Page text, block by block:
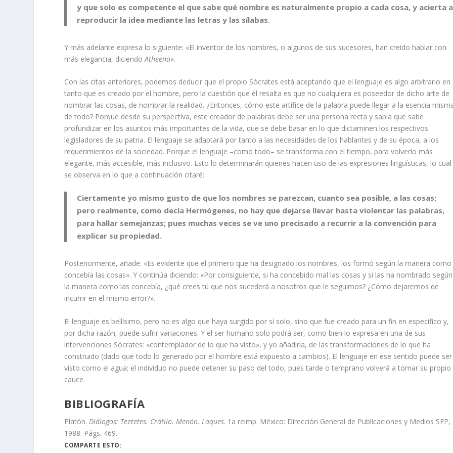
y que solo es competente el que sabe qué nombre es naturalmente propio a cada cosa, y acierta a
reproducir la idea mediante las letras y las sílabas.
Y más adelante expresa lo siguiente: «El inventor de los nombres, o algunos de sus sucesores, han creído hablar con
más elegancia, diciendoAtheena».
Con las citas anteriores, podemos deducir que el propio Sócrates está aceptando que el lenguaje es algo arbitrario en
tanto que es creado por el hombre, pero la cuestión que él resalta es que no cualquiera es poseedor de dicho arte de
nombrar las cosas, de nombrar la realidad. ¿Entonces, cómo este artífice de la palabra puede llegar a la esencia
de todo? Porque desde su perspectiva, este creador de palabras debe ser una persona recta y sabia que sabe
profundizar en los asuntos más importantes de la vida, que se debe basar en lo que dictaminen los respectivos
legisladores de su patria. El lenguaje se adaptará por tanto a las necesidades de los hablantes y de su época, a los
requerimientos de la sociedad. Porque el lenguaje –como todo– se transforma con el tiempo, para volverlo más
elegante, más accesible, más inclusivo. Esto lo determinarán quienes hacen uso de las expresiones lingüísticas, lo cual
se observa en lo que a continuación citaré:
Ciertamente yo mismo gusto de que los nombres se parezcan, cuanto sea posible, a las cosas;
pero realmente, como decía Hermógenes, no hay que dejarse llevar hasta violentar las palabras,
para hallar semejanzas; pues muchas veces se ve uno precisado a recurrir a la convención para
explicar su propiedad.
Posteriormente, añade: «Es evidente que el primero que ha designado los nombres, los formó según la manera como
concebía las cosas». Y continúa diciendo: «Por consiguiente, si ha concebido mal las cosas y si las ha nombrado según
la manera como las concebía, ¿qué crees tú que nos sucederá a nosotros que le seguimos? ¿Cómo dejaremos de
incurrir en el mismo error?».
El lenguaje es bellísimo, pero no es algo que haya surgido por sí solo, sino que fue creado para un fin en específico y,
por dicha razón, puede sufrir variaciones. Y el ser humano solo podrá ser, como bien lo expresa en una de sus
intervenciones Sócrates: «contemplador de lo que ha visto», y yo añadiría, de las transformaciones de lo que ha
construido (dado que todo lo generado por el hombre está expuesto a cambios). El lenguaje en ese sentido puede ser
visto como el agua; el individuo no puede detener su paso del todo, pues tarde o temprano volverá a tomar su propio
cauce.
BIBLIOGRAFÍA
Platón.Diálogos: Teetetes. Crátilo. Menón. Laques. 1a reimp. México: Dirección General de Publicaciones y Medios SEP,
1988. Págs. 469.
COMPARTE ESTO: